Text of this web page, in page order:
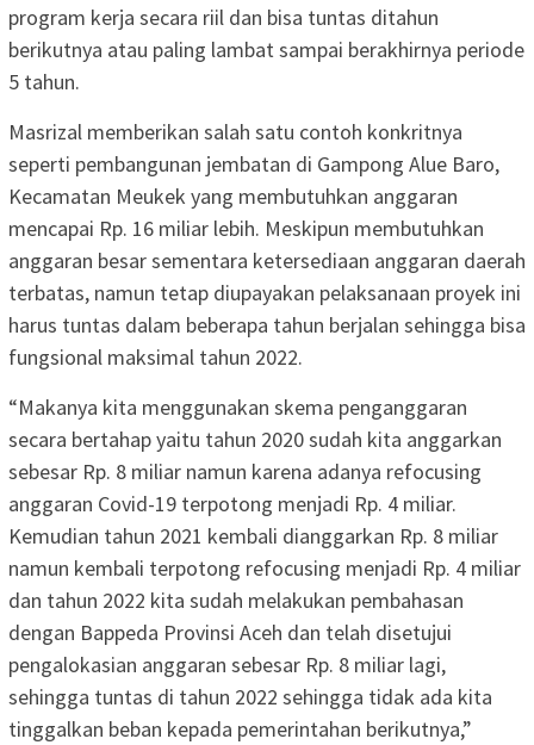
program kerja secara riil dan bisa tuntas ditahun
berikutnya atau paling lambat sampai berakhirnya periode
5 tahun.
Masrizal memberikan salah satu contoh konkritnya
seperti pembangunan jembatan di Gampong Alue Baro,
Kecamatan Meukek yang membutuhkan anggaran
mencapai Rp. 16 miliar lebih. Meskipun membutuhkan
anggaran besar sementara ketersediaan anggaran daerah
terbatas, namun tetap diupayakan pelaksanaan proyek ini
harus tuntas dalam beberapa tahun berjalan sehingga bisa
fungsional maksimal tahun 2022.
“Makanya kita menggunakan skema penganggaran
secara bertahap yaitu tahun 2020 sudah kita anggarkan
sebesar Rp. 8 miliar namun karena adanya refocusing
anggaran Covid-19 terpotong menjadi Rp. 4 miliar.
Kemudian tahun 2021 kembali dianggarkan Rp. 8 miliar
namun kembali terpotong refocusing menjadi Rp. 4 miliar
dan tahun 2022 kita sudah melakukan pembahasan
dengan Bappeda Provinsi Aceh dan telah disetujui
pengalokasian anggaran sebesar Rp. 8 miliar lagi,
sehingga tuntas di tahun 2022 sehingga tidak ada kita
tinggalkan beban kepada pemerintahan berikutnya,”